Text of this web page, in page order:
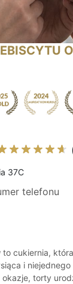
37C
telefonu
to cukiernia,
i niejednego
torty